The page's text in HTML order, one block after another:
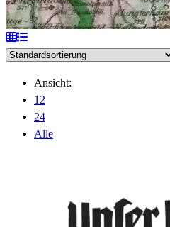
Ansicht:
12
24
Alle